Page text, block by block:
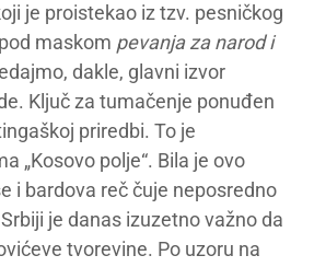
je proistekao iz tzv. pesničkog
maskom pevanja za narod i
dakle, glavni izvor
Ključ za tumačenje ponuđen
priredbi. To je
„Kosovo polje“. Bila je ovo
i bardova reč čuje neposredno
je danas izuzetno važno da
tvorevine. Po uzoru na